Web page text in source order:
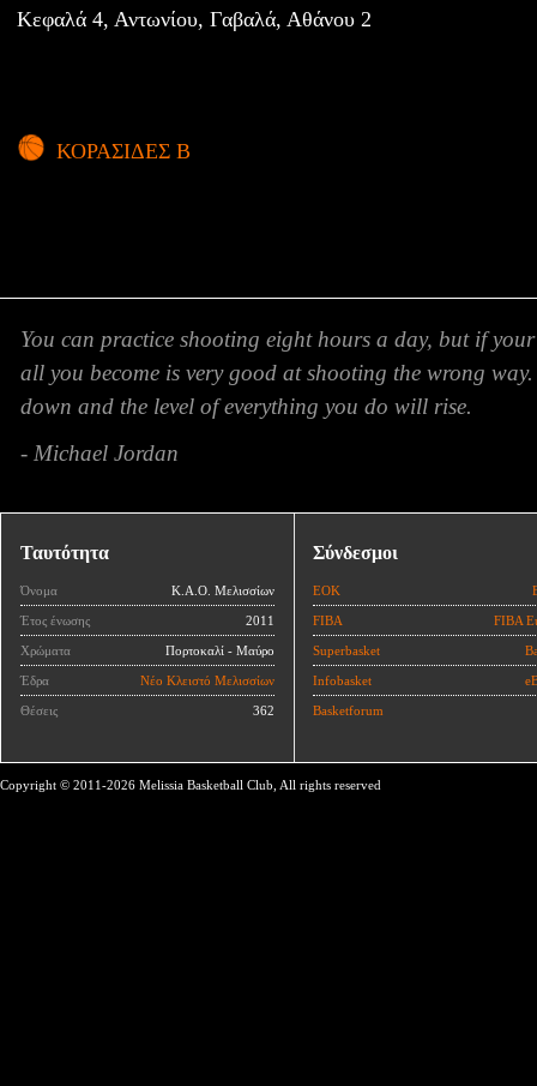
Κεφαλά 4, Αντωνίου, Γαβαλά, Αθάνου 2
ΚΟΡΑΣΙΔΕΣ Β
You can practice shooting eight hours a day, but if
all you become is very good at shooting the wrong
down and the level of everything you do will rise.
- Michael Jordan
Ταυτότητα
Όνομα Κ.Α.Ο. Μελισσίων
Έτος ένωσης 2011
Χρώματα Πορτοκαλί - Μαύρο
Έδρα Νέο Κλειστό Μελισσίων
Θέσεις 362
Σύνδεσμοι
ΕΟΚ
FIBA FIBA
Superbasket
Infobasket
Basketforum
Copyright © 2011-2026 Melissia Basketball Club, All rights reserved